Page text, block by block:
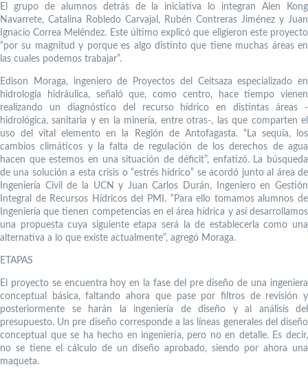
El grupo de alumnos detrás de la iniciativa lo integran Alen Kong
Navarrete, Catalina Robledo Carvajal, Rubén Contreras Jiménez y Juan
Ignacio Correa Meléndez. Este último explicó que eligieron este proyecto
“por su magnitud y porque es algo distinto que tiene muchas áreas en
las cuales podemos trabajar”.
Edison Moraga, ingeniero de Proyectos del Ceitsaza especializado en
hidrología hidráulica, señaló que, como centro, hace tiempo vienen
realizando un diagnóstico del recurso hídrico en distintas áreas -
hidrológica, sanitaria y en la minería, entre otras-, las que comparten el
uso del vital elemento en la Región de Antofagasta. “La sequía, los
cambios climáticos y la falta de regulación de los derechos de agua
hacen que estemos en una situación de déficit”, enfatizó. La búsqueda
de una solución a esta crisis o “estrés hídrico” se acordó junto al área de
Ingeniería Civil de la UCN y Juan Carlos Durán, Ingeniero en Gestión
Integral de Recursos Hídricos del PMI. “Para ello tomamos alumnos de
Ingeniería que tienen competencias en el área hídrica y así desarrollamos
una propuesta cuya siguiente etapa será la de establecerla como una
alternativa a lo que existe actualmente”, agregó Moraga.
ETAPAS
El proyecto se encuentra hoy en la fase del pre diseño de una ingeniera
conceptual básica, faltando ahora que pase por filtros de revisión y
posteriormente se harán la ingeniería de diseño y al análisis del
presupuesto. Un pre diseño corresponde a las líneas generales del diseño
conceptual que se ha hecho en ingeniería, pero no en detalle. Es decir,
no se tiene el cálculo de un diseño aprobado, siendo por ahora una
maqueta.